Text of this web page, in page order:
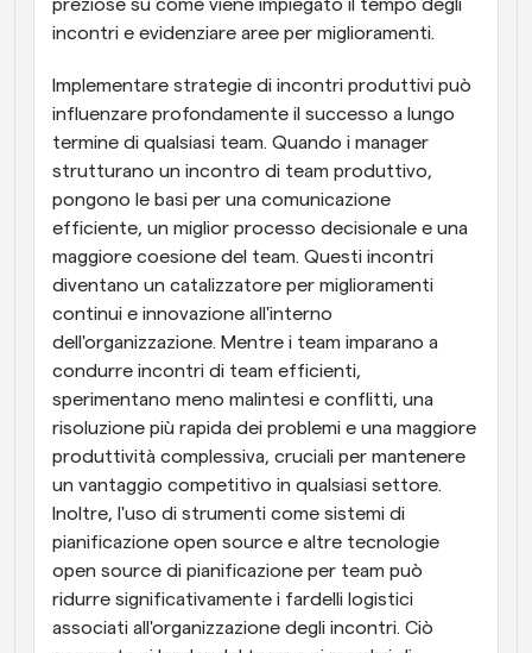
preziose su come viene impiegato il tempo degli
incontri e evidenziare aree per miglioramenti.
Implementare strategie di incontri produttivi può
influenzare profondamente il successo a lungo
termine di qualsiasi team. Quando i manager
strutturano un incontro di team produttivo,
pongono le basi per una comunicazione
efficiente, un miglior processo decisionale e una
maggiore coesione del team. Questi incontri
diventano un catalizzatore per miglioramenti
continui e innovazione all'interno
dell'organizzazione. Mentre i team imparano a
condurre incontri di team efficienti,
sperimentano meno malintesi e conflitti, una
risoluzione più rapida dei problemi e una maggiore
produttività complessiva, cruciali per mantenere
un vantaggio competitivo in qualsiasi settore.
Inoltre, l'uso di strumenti come sistemi di
pianificazione open source e altre tecnologie
open source di pianificazione per team può
ridurre significativamente i fardelli logistici
associati all'organizzazione degli incontri. Ciò